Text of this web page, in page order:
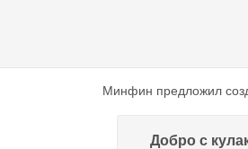
Минфин предложил
Добро с